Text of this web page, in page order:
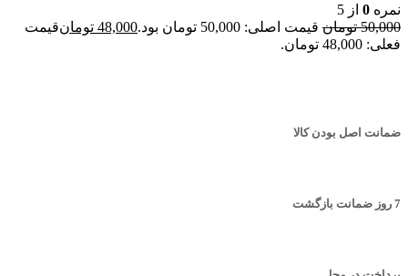
نمره 0 از 5
50,000 تومان قیمت اصلی: 50,000 تومان بود. 48,000 تومانقیمت
فعلی: 48,000 تومان.
ضمانت اصل بودن کالا
7 روز ضمانت بازگشت